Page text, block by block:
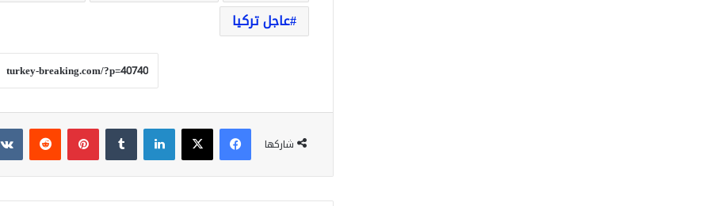
عاجل تركيا
شاركها
فيسبوك‫X لينكدإن بينتيريست